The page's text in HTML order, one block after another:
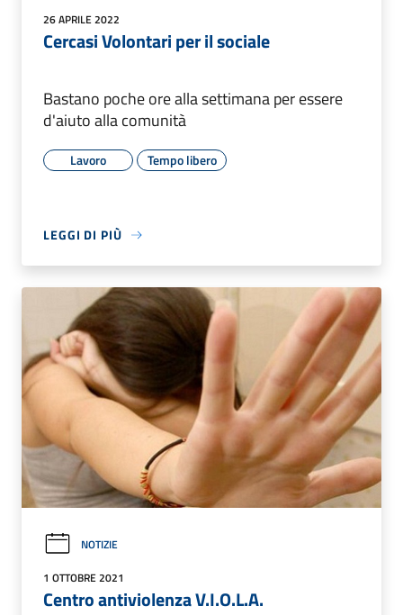
26 APRILE 2022
Cercasi Volontari per il sociale
Bastano poche ore alla settimana per essere
d'aiuto alla comunità
Lavoro Tempo libero
LEGGI DI PIÙ
NOTIZIE
1 OTTOBRE 2021
Centro antiviolenza V.I.O.L.A.